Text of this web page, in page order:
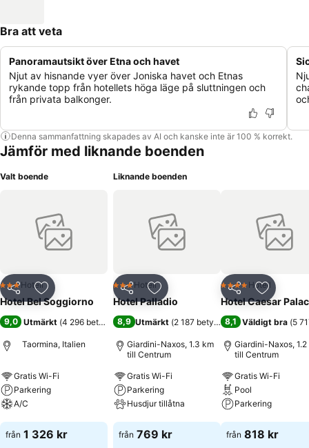
Bra att veta
Panoramautsikt över Etna och havet
Njut av hisnande vyer över Joniska havet och Etnas
rykande topp från hotellets höga läge på sluttningen och
från privata balkonger.
Denna sammanfattning skapades av AI och kanske inte är 100 % korrekt.
Jämför med liknande boenden
Valt boende
Dela Lägg till i Mina Favoriter
3 Stjärnor
Hotell
Hotel Bel Soggiorno
9,0 Utmärkt (4 296 betyg
Taormina, Italien
Gratis Wi-Fi
Parkering
A/C
Se priser
från 1 326 kr
Liknande boenden
Dela Lägg till i Mina Favoriter
3 Stjärnor
Hotell
Hotel Palladio
8,9 Utmärkt (2 187 betyg)
Giardini-Naxos, 1.3 km
till Centrum
Gratis Wi-Fi
Parkering
Husdjur tillåtna
Se priser
från 769 kr
Dela Lägg till
4 StjärnorHotell
Hotel Caesar
8,1 Väldigt bra (5
Giardini-Naxos, 1.2
till Centrum
Gratis Wi-Fi
Pool
Parkering
Se priser
från 818 kr